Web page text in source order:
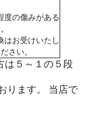
度の傷みがある
はお受けいたし
さい。
は５～１の５段
ります。 当店で